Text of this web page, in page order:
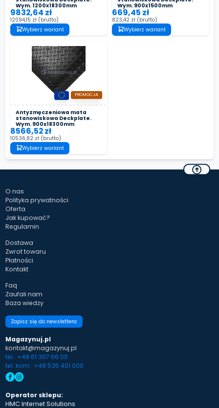
Wym. 1200x18300mm
9832,64 zł
12094,15 zł (brutto)
Wybierz wariant
Wym. 900x1500mm
669,45 zł
823,42 zł (brutto)
Wybierz wariant
Antyzmęczeniowa mata
stanowiskowa Deckplate.
Wym. 900x18300mm
PROMOCJA
8566,52 zł
10536,82 zł (brutto)
Wybierz wariant
O nas
Polityka prywatności
Oferta
Jak kupować?
Regulamin
Dostawa
Zwrot towaru
Płatności
Kontakt
Faq
Zaufali nam
Baza wiedzy
Zapisz się do newslettera
Magazynuj.pl
kontakt@magazynuj.pl
tel.: +48 61 307 66 00
tel. kom.: +48 535 401 000
Operator sklepu:
HMC Internet Solutions